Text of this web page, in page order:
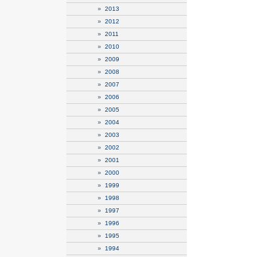
» 2013
» 2012
» 2011
» 2010
» 2009
» 2008
» 2007
» 2006
» 2005
» 2004
» 2003
» 2002
» 2001
» 2000
» 1999
» 1998
» 1997
» 1996
» 1995
» 1994